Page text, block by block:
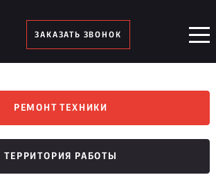
ЗАКАЗАТЬ ЗВОНОК
РЕМОНТ ТЕХНИКИ
ТЕРРИТОРИЯ РАБОТЫ